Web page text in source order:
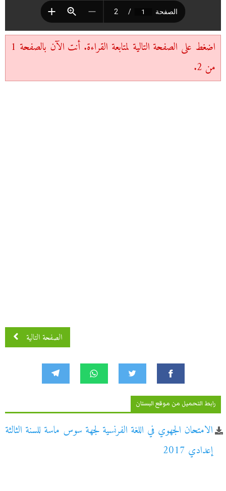
اضغط على الصفحة التالية لمتابعة القراءة. أنت الآن بالصفحة 1
من 2.
الصفحة التالية
رابط التحميل من موقع البستان
الامتحان الجهوي في اللغة الفرنسية لجهة سوس ماسة للسنة الثالثة
إعدادي 2017